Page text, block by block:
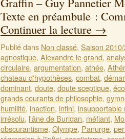
Texte en préambule :
Continuer la lecture →
Publié dans Non classé, Saison
agnostique, Alexandre le grand,
circulaire, argumentation, athée,
chateau d'hypothèses, combat,
dominant, doute, doute sceptique,
grands courants de philosophie,
humilité, inaction, infini,
irrésolu, l'âne de Buridan, méfiant,
obscurantisme, Olympe, Panurge,